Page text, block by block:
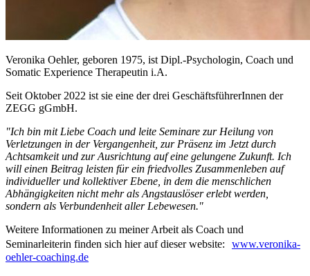
Veronika Oehler, geboren 1975, ist Dipl.-Psychologin, Coach und
Somatic Experience Therapeutin i.A.
Seit Oktober 2022 ist sie eine der drei GeschäftsführerInnen der
ZEGG gGmbH.
"Ich bin mit Liebe Coach und leite Seminare zur Heilung von
Verletzungen in der Vergangenheit, zur Präsenz im Jetzt durch
Achtsamkeit und zur Ausrichtung auf eine gelungene Zukunft. Ich
will einen Beitrag leisten für ein friedvolles Zusammenleben auf
individueller und kollektiver Ebene, in dem die menschlichen
Abhängigkeiten nicht mehr als Angstauslöser erlebt werden,
sondern als Verbundenheit aller Lebewesen."
Weitere Informationen zu meiner Arbeit als Coach und
Seminarleiterin finden sich hier auf dieser website: www.veronika-
oehler-coaching.de